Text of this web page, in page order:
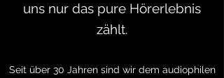
uns nur das pure Hörerlebnis
zählt.
Seit über 30 Jahren sind wir dem audiophilen